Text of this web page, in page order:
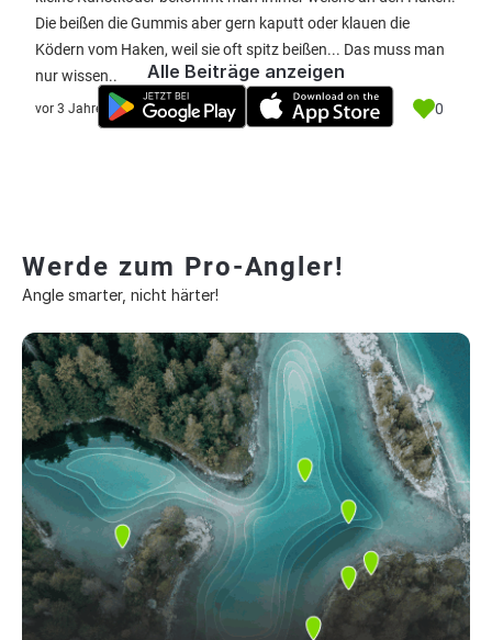
Die beißen die Gummis aber gern kaputt oder klauen die
Ködern vom Haken, weil sie oft spitz beißen... Das muss man
nur wissen..
vor 3 Jahre 0
Alle Beiträge anzeigen
Werde zum Pro-Angler!
Angle smarter, nicht härter!